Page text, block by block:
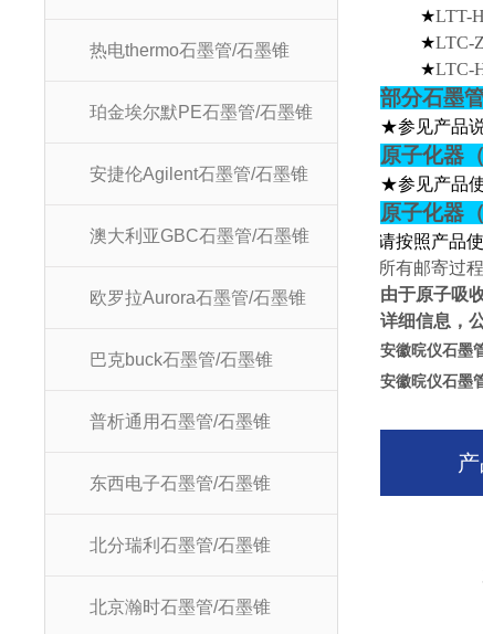
热电thermo石墨管/石墨锥
珀金埃尔默PE石墨管/石墨锥
安捷伦Agilent石墨管/石墨锥
澳大利亚GBC石墨管/石墨锥
欧罗拉Aurora石墨管/石墨锥
巴克buck石墨管/石墨锥
普析通用石墨管/石墨锥
东西电子石墨管/石墨锥
北分瑞利石墨管/石墨锥
北京瀚时石墨管/石墨锥
★LTT-
★LTC-
★LTC-
部分石墨
★参见产品
原子化器
★参见产品
原子化器
请按照产品
所有邮寄过
由于原子吸
详细信息，
安徽晥仪石墨
安徽晥仪石墨